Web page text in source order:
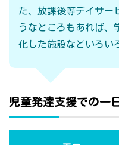
た、放課後等デイサー
うなところもあれば、
化した施設などいろい
児童発達支援での一